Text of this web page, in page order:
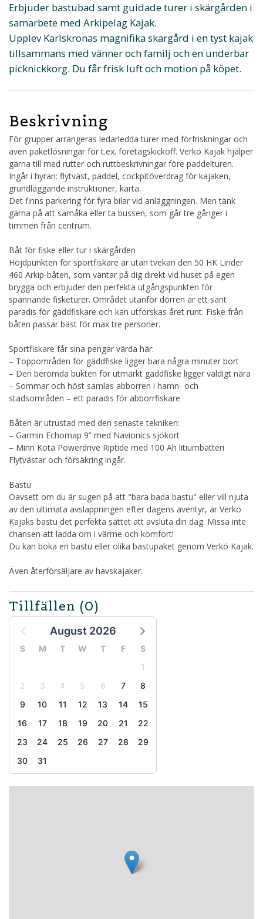
Erbjuder bastubad samt guidade turer i skärgården i
samarbete med Arkipelag Kajak.
Upplev Karlskronas magnifika skärgård i en tyst kajak
tillsammans med vänner och familj och en underbar
picknickkorg. Du får frisk luft och motion på köpet.
Beskrivning
För grupper arrangeras ledarledda turer med förfriskningar och
även paketlösningar för t.ex. företagskickoff. Verkö Kajak hjälper
gärna till med rutter och ruttbeskrivningar före paddelturen.
Ingår i hyran: flytväst, paddel, cockpitöverdrag för kajaken,
grundläggande instruktioner, karta.
Det finns parkering för fyra bilar vid anläggningen. Men tänk
gärna på att samåka eller ta bussen, som går tre gånger i
timmen från centrum.
Båt för fiske eller tur i skärgården
Höjdpunkten för sportfiskare är utan tvekan den 50 HK Linder
460 Arkip-båten, som väntar på dig direkt vid huset på egen
brygga och erbjuder den perfekta utgångspunkten för
spännande fisketurer. Området utanför dörren är ett sant
paradis för gäddfiskare och kan utforskas året runt. Fiske från
båten passar bäst för max tre personer.
Sportfiskare får sina pengar värda här:
– Toppområden för gäddfiske ligger bara några minuter bort
– Den berömda bukten för utmärkt gäddfiske ligger väldigt nära
– Sommar och höst samlas abborren i hamn- och
stadsområden – ett paradis för abborrfiskare
Båten är utrustad med den senaste tekniken:
– Garmin Echomap 9” med Navionics sjökort
– Minn Kota Powerdrive Riptide med 100 Ah litiumbatteri
Flytvästar och försäkring ingår.
Bastu
Oavsett om du är sugen på att "bara bada bastu" eller vill njuta
av den ultimata avslappningen efter dagens äventyr, är Verkö
Kajaks bastu det perfekta sättet att avsluta din dag. Missa inte
chansen att ladda om i värme och komfort!
Du kan boka en bastu eller olika bastupaket genom Verkö Kajak.
Även återförsäljare av havskajaker.
Tillfällen (0)
August 2026
S M T W T F
S
1
2
3 4 5 6 7
8
9
10 11 12 13 14
15
16
17 18 19 20 21
22
23
24 25 26 27 28
29
30
31